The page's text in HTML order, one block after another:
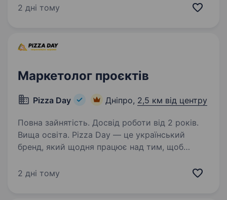
EMÉT™. Шукаю системного та відповідального
маркетингового…
2 дні тому
Маркетолог проєктів
Pizza Day Дніпро, 2,5 км від центру
Повна зайнятість. Досвід роботи від 2 років.
Вища освіта. Pizza Day — це український
бренд, який щодня працює над тим, щоб
досвід були простими, зрозумілими і
2 дні тому